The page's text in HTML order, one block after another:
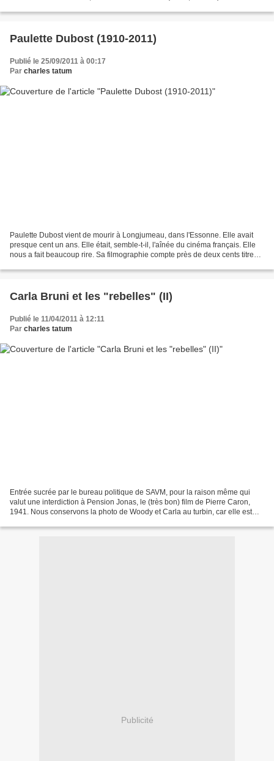
Paulette Dubost (1910-2011)
Publié le 25/09/2011 à 00:17
Par charles tatum
Paulette Dubost vient de mourir à Longjumeau, dans l'Essonne. Elle avait
presque cent un ans. Elle était, semble-t-il, l'aînée du cinéma français. Elle
nous a fait beaucoup rire. Sa filmographie compte près de deux cents titres.
Carla Bruni et les "rebelles" (II)
Publié le 11/04/2011 à 12:11
Par charles tatum
Entrée sucrée par le bureau politique de SAVM, pour la raison même qui
valut une interdiction à Pension Jonas, le (très bon) film de Pierre Caron,
1941. Nous conservons la photo de Woody et Carla au turbin, car elle est
Publicité